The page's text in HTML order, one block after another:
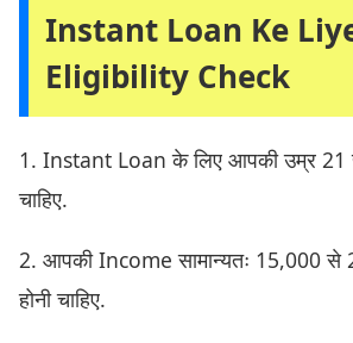
Instant Loan Ke
Eligibility Check
1. Instant Loan के लिए आपकी उम्र 21
चाहिए.
2. आपकी Income सामान्यतः 15,000 से
होनी चाहिए.